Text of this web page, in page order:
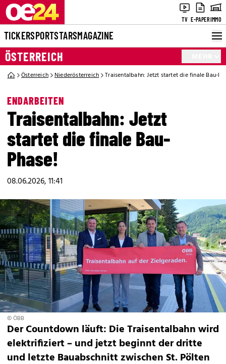
TV E-PAPERIMMO
TICKERSPORTSTARSMAGAZINE
ÖSTERREICH
Österreich Niederösterreich Traisentalbahn: Jetzt startet die finale Bau-
ENDARBEITEN
Traisentalbahn: Jetzt
startet die finale Bau-
Phase!
08.06.2026, 11:41
© ÖBB
Der Countdown läuft: Die Traisentalbahn wird
elektrifiziert – und jetzt beginnt der dritte
und letzte Bauabschnitt zwischen St. Pölten